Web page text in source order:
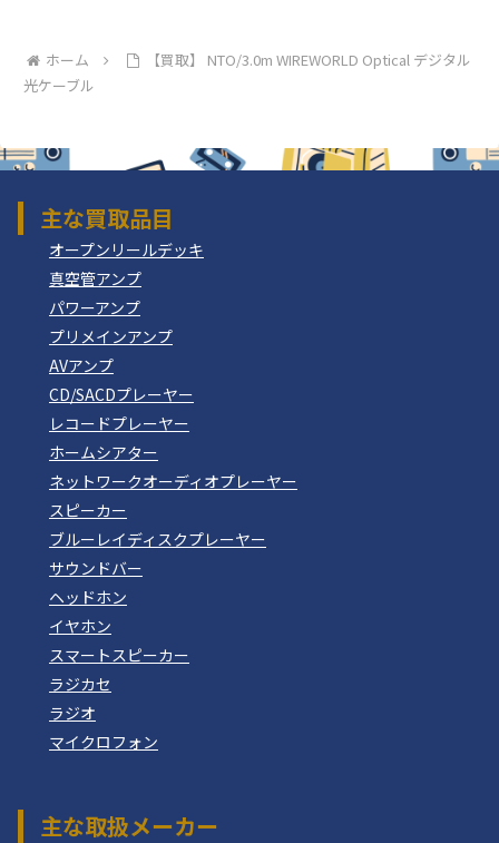
ホーム
【買取】 NTO/3.0m WIREWORLD Optical デジタル
光ケーブル
主な買取品目
オープンリールデッキ
真空管アンプ
パワーアンプ
プリメインアンプ
AVアンプ
CD/SACDプレーヤー
レコードプレーヤー
ホームシアター
ネットワークオーディオプレーヤー
スピーカー
ブルーレイディスクプレーヤー
サウンドバー
ヘッドホン
イヤホン
スマートスピーカー
ラジカセ
ラジオ
マイクロフォン
主な取扱メーカー